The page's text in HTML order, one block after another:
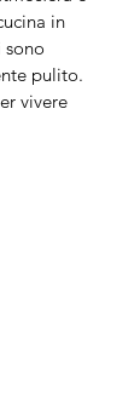
in
pulito.
vivere